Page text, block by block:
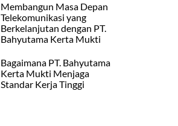
Membangun Masa Depan
Telekomunikasi yang
Berkelanjutan dengan PT.
Bahyutama Kerta Mukti
Bagaimana PT. Bahyutama
Kerta Mukti Menjaga
Standar Kerja Tinggi